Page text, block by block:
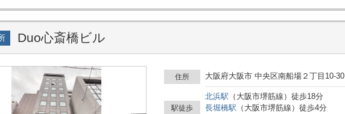
Duo心斎橋ビル
住所 大阪府大阪市 中央区南船場２丁目10-30
駅徒歩
北浜駅 （ 大阪市堺筋線 ） 徒歩18分
長堀橋駅 （ 大阪市堺筋線 ） 徒歩4分